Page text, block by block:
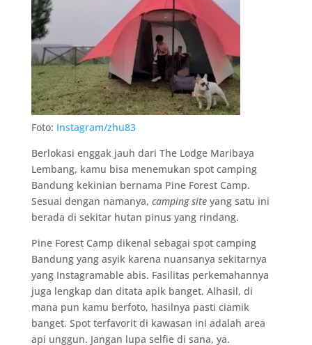
Foto: Instagram/zhu83
Berlokasi enggak jauh dari The Lodge Maribaya
Lembang, kamu bisa menemukan spot camping
Bandung kekinian bernama Pine Forest Camp.
Sesuai dengan namanya, camping site yang satu ini
berada di sekitar hutan pinus yang rindang.
Pine Forest Camp dikenal sebagai spot camping
Bandung yang asyik karena nuansanya sekitarnya
yang Instagramable abis. Fasilitas perkemahannya
juga lengkap dan ditata apik banget. Alhasil, di
mana pun kamu berfoto, hasilnya pasti ciamik
banget. Spot terfavorit di kawasan ini adalah area
api unggun. Jangan lupa selfie di sana, ya.